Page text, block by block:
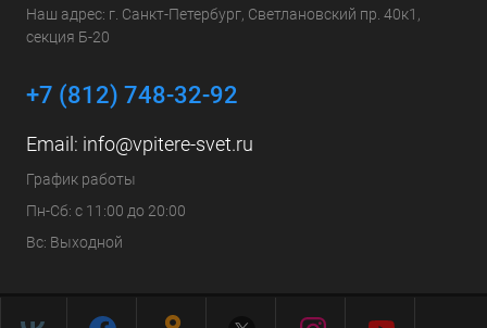
Наш адрес: г. Санкт-Петербург, Светлановский пр. 40к1,
секция Б-20
+7 (812) 748-32-92
Email: info@vpitere-svet.ru
График работы
Пн-Сб: с 11:00 до 20:00
Вс: Выходной